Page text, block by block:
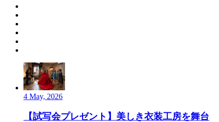
4 May, 2026
【試写会プレゼント】美しき衣装工房を舞台